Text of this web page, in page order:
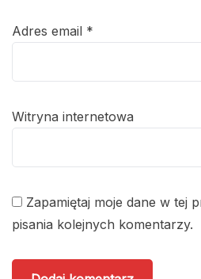
Adres email *
Witryna internetowa
Zapamiętaj moje dane w tej
pisania kolejnych komentarzy.